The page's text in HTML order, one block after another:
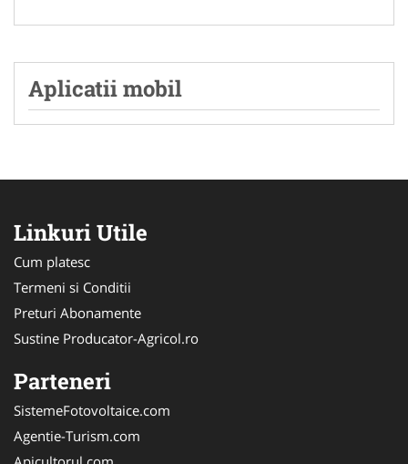
Aplicatii mobil
Linkuri Utile
Cum platesc
Termeni si Conditii
Preturi Abonamente
Sustine Producator-Agricol.ro
Parteneri
SistemeFotovoltaice.com
Agentie-Turism.com